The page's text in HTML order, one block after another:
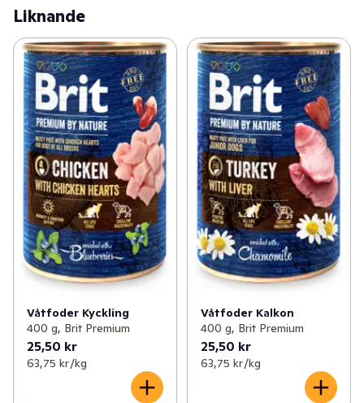
Liknande
Våtfoder Kyckling
400 g, Brit Premium
25,50 kr
63,75 kr /kg
Våtfoder Kalkon
400 g, Brit Premium
25,50 kr
63,75 kr /kg